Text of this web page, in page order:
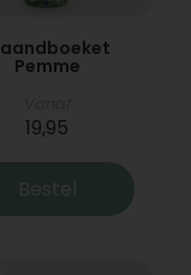
Pemme
19,95
Bestel